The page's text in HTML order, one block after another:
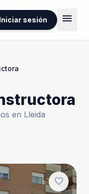
Iniciar sesión menu
en Lleida
favorite